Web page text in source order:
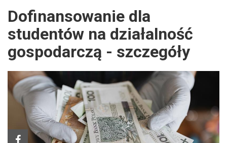
Dofinansowanie dla
studentów na działalność
gospodarczą - szczegóły